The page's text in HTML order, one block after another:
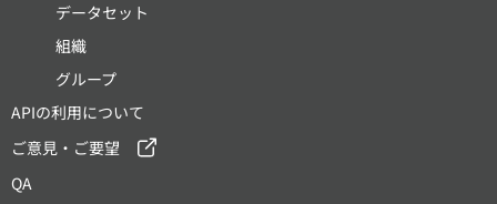
データセット
組織
グループ
APIの利用について
ご意見・ご要望
QA